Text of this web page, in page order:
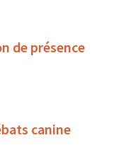
de présence
canine